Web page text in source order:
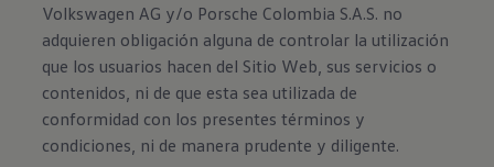
Volkswagen AG y/o Porsche Colombia S.A.S. no
adquieren obligación alguna de controlar la utilización
que los usuarios hacen del Sitio Web, sus servicios o
contenidos, ni de que esta sea utilizada de
conformidad con los presentes términos y
condiciones, ni de manera prudente y diligente.